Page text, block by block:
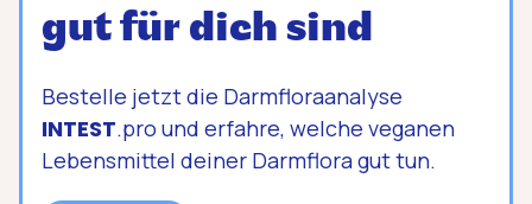
gut für dich sind
Bestelle jetzt die Darmfloraanalyse
INTEST.pro und erfahre, welche veganen
Lebensmittel deiner Darmflora gut tun.